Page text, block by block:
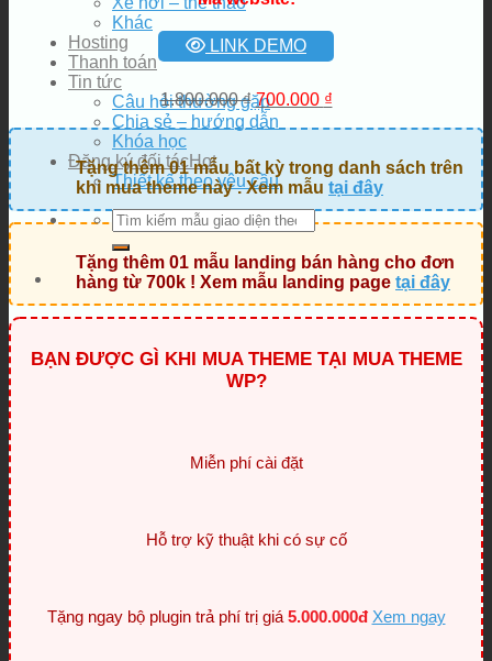
Khác
Hosting
Thanh toán
Tin tức
Câu hỏi thường gặp
Chia sẻ – hướng dẫn
Khóa học
Đăng ký đối tác
Thiết kế theo yêu cầu
Tìm
kiếm:
LINK DEMO
1.800.000₫Giá
gốc
1.800.000 ₫.
700.000 ₫Giá
là:
700.000 ₫.
Tặng thêm 01 mẫu bất kỳ trong danh sách trên
khi mua theme này . Xem mẫu tại đây
Tặng thêm 01 mẫu landing bán hàng cho đơn
hàng từ 700k ! Xem mẫu landing page tại đây
BẠN ĐƯỢC GÌ KHI MUA THEME TẠI MUA THEME
WP?
Miễn phí cài đặt
Hỗ trợ kỹ thuật khi có sự cố
Tặng ngay bộ plugin trả phí trị giá 5.000.000đ Xem ngay